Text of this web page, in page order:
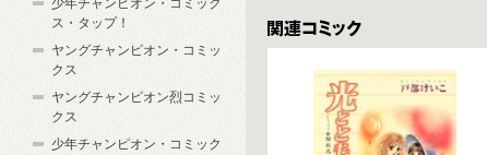
関連コミックス
少年チャンピオン・コミック
ス・タップ！
ヤングチャンピオン・コミッ
クス
ヤングチャンピオン烈コミッ
クス
少年チャンピオン・コミック